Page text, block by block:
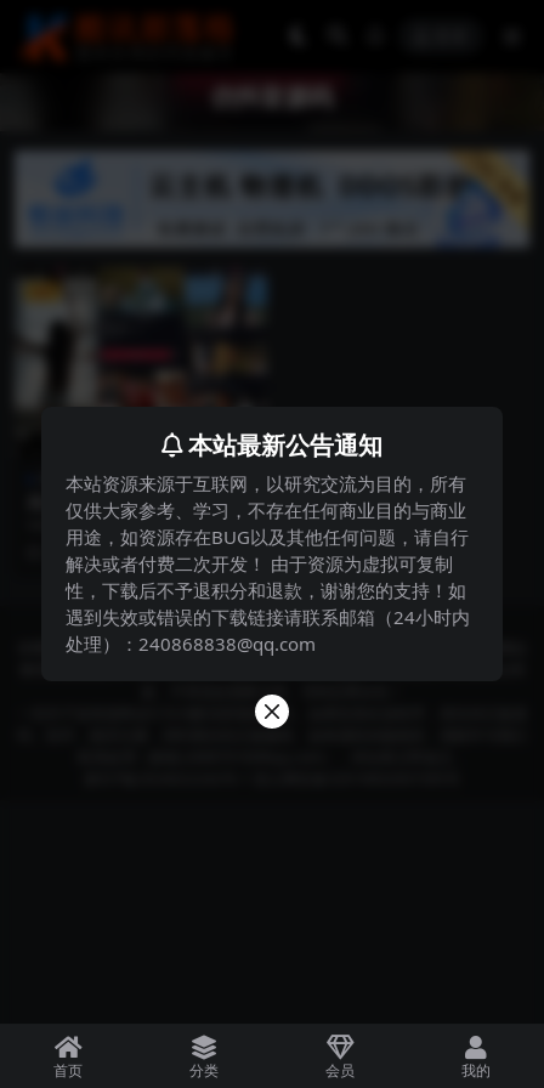
网站源码
高仿抖音全开源Vue源码短视
频APP源码带教程
vue开源版高仿抖音 PC浏览器请用
手机模式访问。先按F12调出控制
台，再按Ct...
2 年前 127 99
Copyright © 2024酷讯部落格- All rights reserved
本网站所有发布的源码、软件和资料均为作者提供或网友推荐收集各大资源网站
途，不得违反国家法律。否则后果自负！
一切关于该资源商业行为与酷讯部落格无关。如果您喜欢该程序，请支持正版源
码、软件，购买注册，得到更好的正版服务。如有侵犯你版权的，请邮件与我们
首页 分类 会员 我的
本站最新公告通知
本站资源来源于互联网，以研究交流为目的，所有
仅供大家参考、学习，不存在任何商业目的与商业
用途，如资源存在BUG以及其他任何问题，请自行
解决或者付费二次开发！ 由于资源为虚拟可复制
性，下载后不予退积分和退款，谢谢您的支持！如
遇到失效或错误的下载链接请联系邮箱（24小时内
处理）：240868838@qq.com